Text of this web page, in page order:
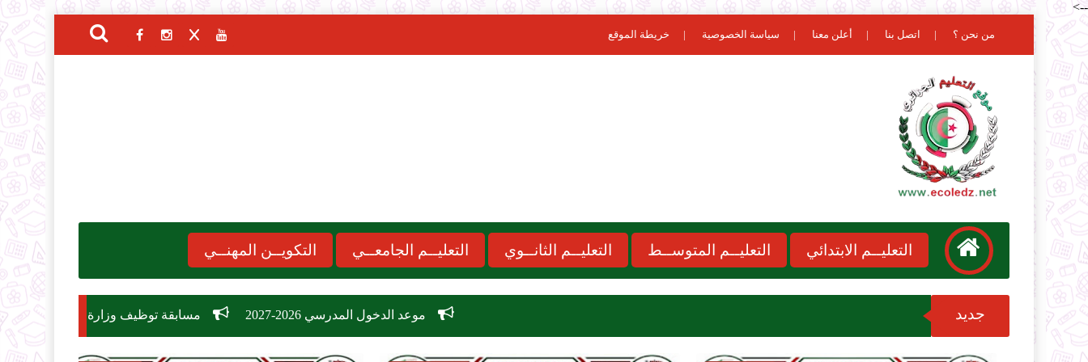
-->
من نحن ؟ اتصل بنا أعلن معنا سياسة الخصوصية خريطة الموقع
التعليــم الابتدائي التعليــم المتوســط التعليــم الثانــوي التعليــم الجامعــي التكويــن المهنــي
جديد موعد الدخول المدرسي 2026-2027 مسابقة توظيف وزارة التربية الوطنية 2026: دليل الشروط، التخصصات، وكيفية التسجيل في 26,209 منصب